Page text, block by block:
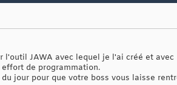
l'outil JAWA avec lequel je l'ai créé et avec
de programmation.
jour pour que votre boss vous laisse